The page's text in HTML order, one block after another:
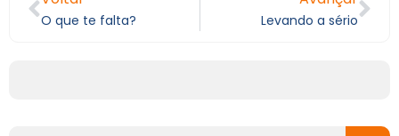
O que te falta? Levando a sério